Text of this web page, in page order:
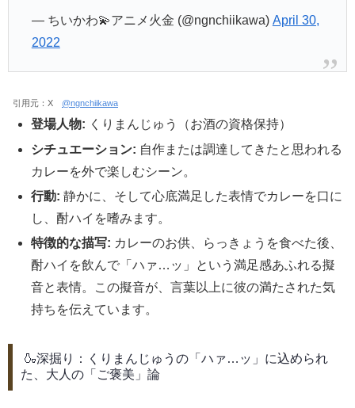
— ちいかわ💫アニメ火金 (@ngnchiikawa) April 30,
2022
引用元：X @ngnchiikawa
登場人物: くりまんじゅう（お酒の資格保持）
シチュエーション: 自作または調達してきたと思われる
カレーを外で楽しむシーン。
行動: 静かに、そして心底満足した表情でカレーを口に
し、酎ハイを嗜みます。
特徴的な描写: カレーのお供、らっきょうを食べた後、
酎ハイを飲んで「ハァ…ッ」という満足感あふれる擬
音と表情。この擬音が、言葉以上に彼の満たされた気
持ちを伝えています。
🍶深掘り：くりまんじゅうの「ハァ…ッ」に込められ
た、大人の「ご褒美」論